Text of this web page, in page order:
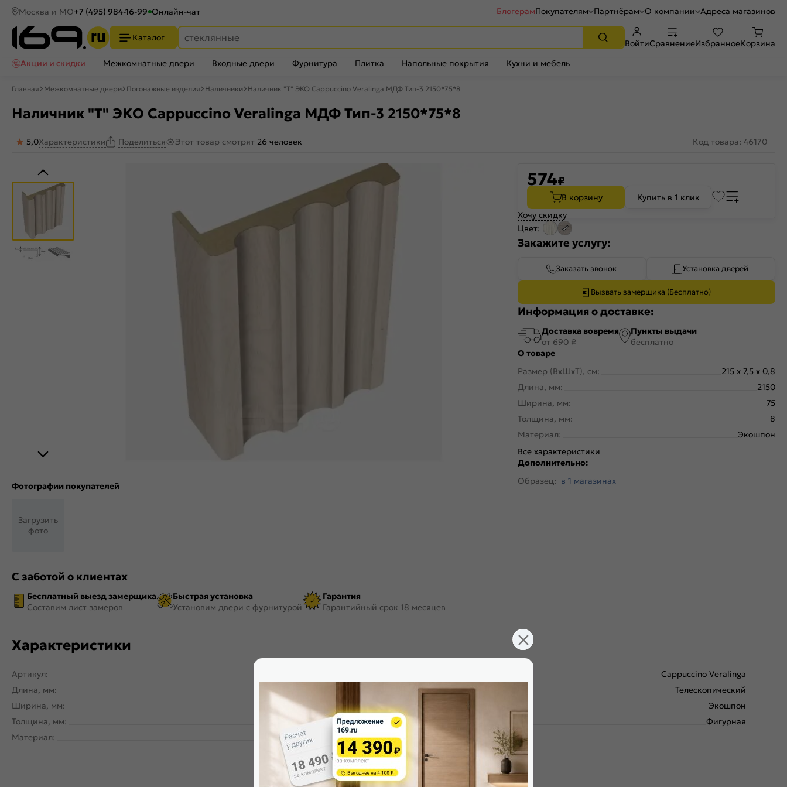
Москва и МО+7 (495) 984-16-99 Онлайн-чат БлогерамПокупателям Партнёрам О компании Адреса магазинов
Каталог
ВойтиСравнениеИзбранноеКорзина
Акции и скидки
Межкомнатные двери Входные двери Фурнитура Плитка Напольные покрытия Кухни и мебель
Главная Межкомнатные двери Погонажные изделия Наличники Наличник "Т" ЭКО Cappuccino Veralinga МДФ Тип-3 2150*75*8
Наличник "Т" ЭКО Cappuccino Veralinga МДФ Тип-3 2150*75*8
5,0Характеристики Поделиться Этот товар смотрят 26 человек Код товара: 46170
Фотографии покупателей
Загрузить
фото
С заботой о клиентах
Бесплатный выезд замерщика
Составим лист замеров
Быстрая установка
Установим двери с фурнитурой
Гарантия
Гарантийный срок 18 месяцев
574₽
В корзину
Купить в 1 клик
Хочу скидку
Цвет:
Закажите услугу:
Заказать звонок Установка дверей
Вызвать замерщика (Бесплатно)
Информация о доставке:
Доставка вовремя
от 690 ₽
Пункты выдачи
бесплатно
О товаре
Размер (ВхШхТ), см:
215 x 7,5 x 0,8
Длина, мм:
2150
Ширина, мм:
75
Толщина, мм:
8
Материал:
Экошпон
Все характеристики
Дополнительно:
Образец: в 1 магазинах
Характеристики
Артикул:
Длина, мм:
Ширина, мм:
75
Толщина, мм:
8
Материал:
Экошпон
Cappuccino Veralinga
Тип погонажного изделия:
Телескопический
Экошпон
Форма:
Фигурная